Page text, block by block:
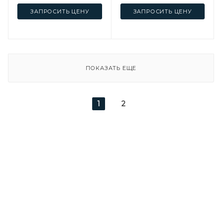
ЗАПРОСИТЬ ЦЕНУ ЗАПРОСИТЬ ЦЕНУ
ПОКАЗАТЬ ЕЩЕ
1 2